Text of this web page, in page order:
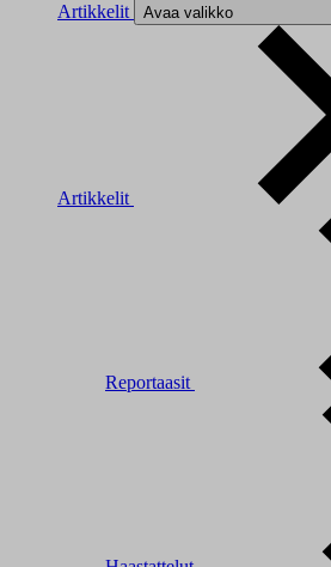
Artikkelit Avaa valikko
Artikkelit
Reportaasit